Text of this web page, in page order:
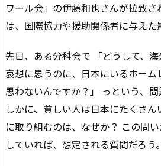
ワール会」の伊藤和也さんが拉致
は、国際協力や援助関係者に与えた
先日、ある分科会で 「どうして、
哀想に思うのに、日本にいるホーム
思わないんですか？」 っという、
しかに、貧しい人は日本にたくさ
に取り組むのは、なぜか？ この問
していれば、想定される質問だろう。